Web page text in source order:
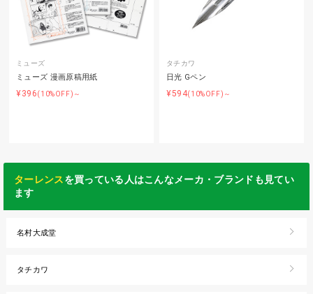
ミューズ
ミューズ 漫画原稿用紙
¥396(10%OFF)～
タチカワ
日光 Gペン
¥594(10%OFF)～
ターレンスを買っている人はこんなメーカ・ブランドも見てい
ます
名村大成堂
タチカワ